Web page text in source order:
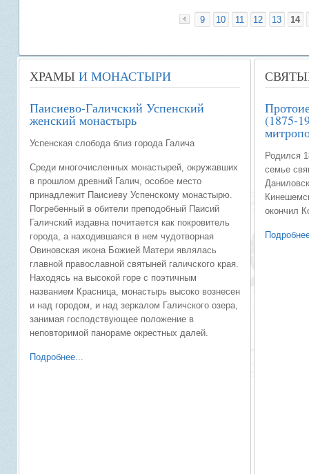
«
9 10 11 12 13 14
ХРАМЫ И МОНАСТЫРИ
Паисиево-Галичский Успенский
женский монастырь
Успенская слобода близ города Галича
Среди многочисленных монастырей, окружавших
в прошлом древний Галич, особое место
принадлежит Паисиеву Успенскому монастырю.
Погребенный в обители преподобный Паисий
Галичский издавна почитается как покровитель
города, а находившаяся в нем чудотворная
Овиновская икона Божией Матери являлась
главной православной святыней галичского края.
Находясь на высокой горе с поэтичным
названием Красница, монастырь высоко вознесен
и над городом, и над зеркалом Галичского озера,
занимая господствующее положение в
неповторимой панораме окрестных далей.
Подробнее...
(1875-
Родился
семье
окончил